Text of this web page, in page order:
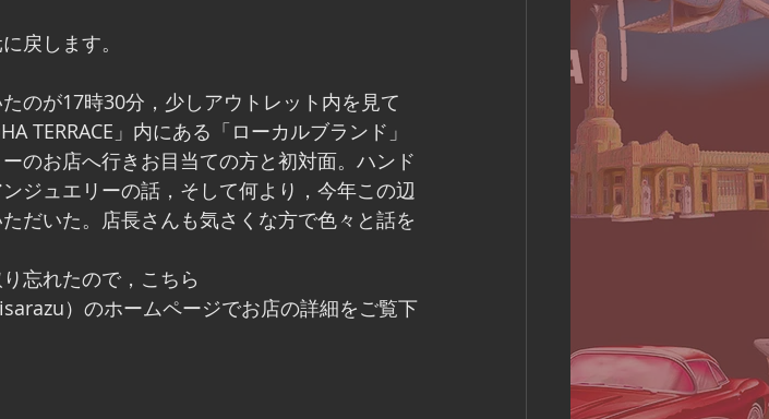
戻します。
のが17時30分，少しアウトレット内を見て
TERRACE」内にある「ローカルブランド」
のお店へ行きお目当ての方と初対面。ハンド
ジュエリーの話，そして何より，今年この辺
だいた。店長さんも気さくな方で色々と話を
忘れたので，こちら
）のホームページでお店の詳細をご覧下